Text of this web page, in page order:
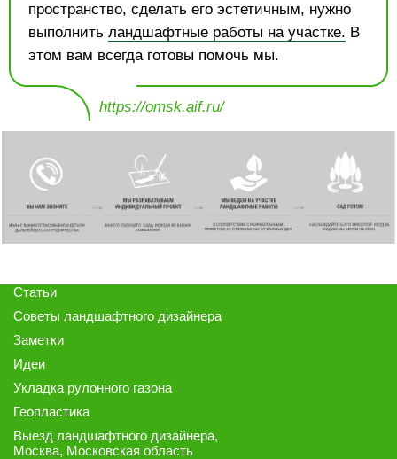
пространство, сделать его эстетичным, нужно
выполнить ландшафтные работы на участке. В
этом вам всегда готовы помочь мы.
https://omsk.aif.ru/
Статьи
Советы ландшафтного дизайнера
Заметки
Идеи
Укладка рулонного газона
Геопластика
Выезд ландшафтного дизайнера,
Москва, Московская область